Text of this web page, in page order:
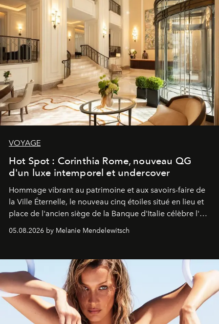
VOYAGE
Hot Spot : Corinthia Rome, nouveau QG
d'un luxe intemporel et undercover
Hommage vibrant au patrimoine et aux savoirs-faire de
la Ville Éternelle, le nouveau cinq étoiles situé en lieu et
place de l'ancien siège de la Banque d'Italie célèbre l'art
de vivre Romain dans toute son élégance intemporelle.
05.08.2026 by Melanie Mendelewitsch